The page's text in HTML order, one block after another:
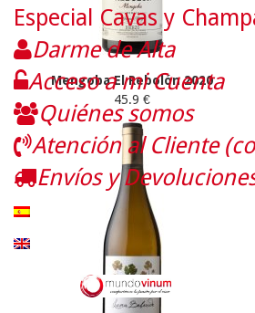
Mengoba El Rebolón 2020
45.9 €
Especial Cavas y
Darme de Alta
Acceso a mi Cuenta
Quiénes somos
Atención al Cliente
Envíos y